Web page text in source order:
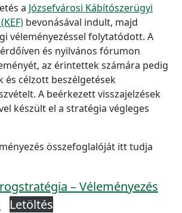
a Józsefvárosi Kábítószerügyi
bevonásával indult, majd
véleményezéssel folytatódott. A
és nyilvános fórumon
az érintettek számára pedig
és célzott beszélgetések
A beérkezett visszajelzések
készült el a stratégia végleges
összefoglalóját itt tudja
– Véleményezés
Letöltés